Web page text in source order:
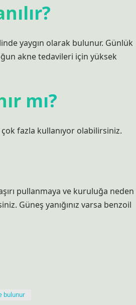
yaygın olarak bulunur. Günlük
akne tedavileri için yüksek
mı?
fazla kullanıyor olabilirsiniz.
pullanmaya ve kuruluğa neden
Güneş yanığınız varsa benzoil
bulunur